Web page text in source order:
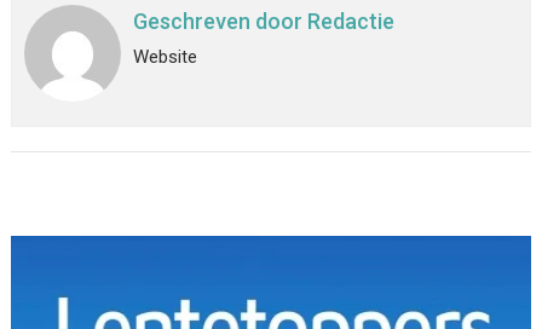
Geschreven door Redactie
Website